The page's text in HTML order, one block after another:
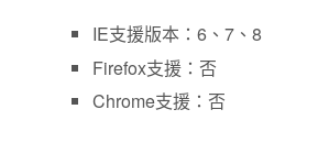
IE支援版本：6、7、8
Firefox支援：否
Chrome支援：否